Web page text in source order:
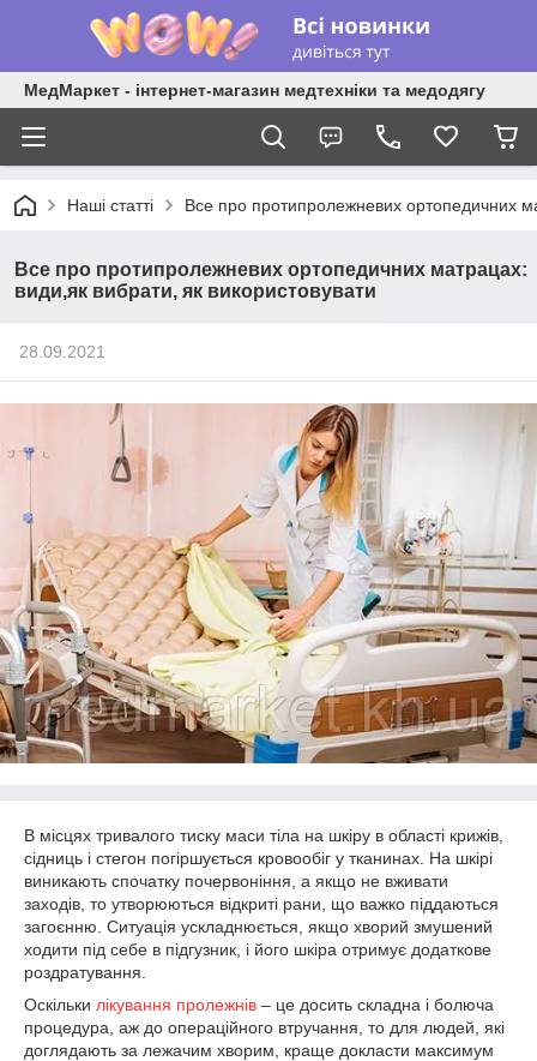
МедМаркет - інтернет-магазин медтехніки та медодягу
Наші статті Все про протипролежневих ортопедичних
Все про протипролежневих ортопедичних матрацах:
види,як вибрати, як використовувати
28.09.2021
В місцях тривалого тиску маси тіла на шкіру в області крижів,
сідниць і стегон погіршується кровообіг у тканинах. На шкірі
виникають спочатку почервоніння, а якщо не вживати
заходів, то утворюються відкриті рани, що важко піддаються
загоєнню. Ситуація ускладнюється, якщо хворий змушений
ходити під себе в підгузник, і його шкіра отримує додаткове
роздратування.
Оскільки лікування пролежнів – це досить складна і болюча
процедура, аж до операційного втручання, то для людей, які
доглядають за лежачим хворим, краще докласти максимум